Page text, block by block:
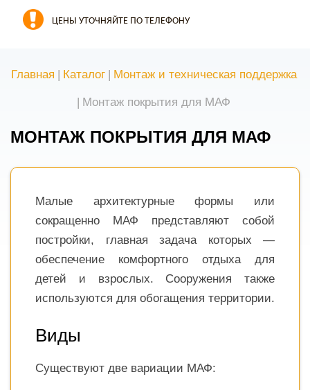
ЦЕНЫ УТОЧНЯЙТЕ ПО ТЕЛЕФОНУ
Главная | Каталог | Монтаж и техническая поддержка
| Монтаж покрытия для МАФ
МОНТАЖ ПОКРЫТИЯ ДЛЯ МАФ
Малые архитектурные формы или
сокращенно МАФ представляют собой
постройки, главная задача которых —
обеспечение комфортного отдыха для
детей и взрослых. Сооружения также
используются для обогащения территории.
Виды
Существуют две вариации МАФ: